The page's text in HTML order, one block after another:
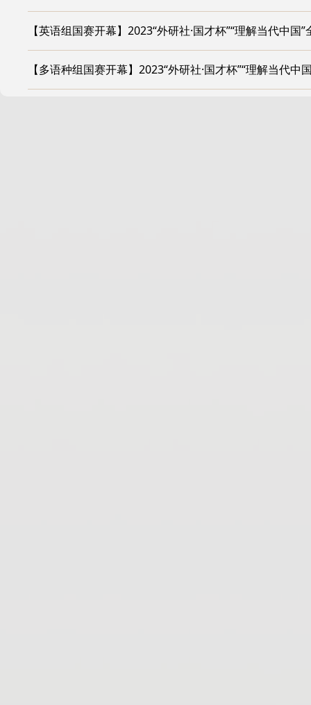
【英语组国赛开幕】2023“外研社·国才杯”“理解当代中
【多语种组国赛开幕】2023“外研社·国才杯”“理解当代